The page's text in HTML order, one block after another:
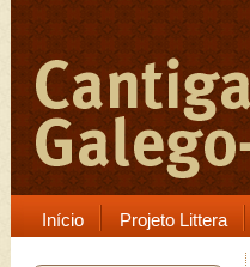
Início Projeto Littera